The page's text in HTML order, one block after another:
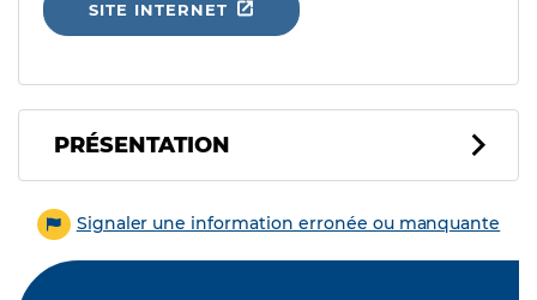
SITE INTERNET
PRÉSENTATION
Signaler une information erronée ou manquante